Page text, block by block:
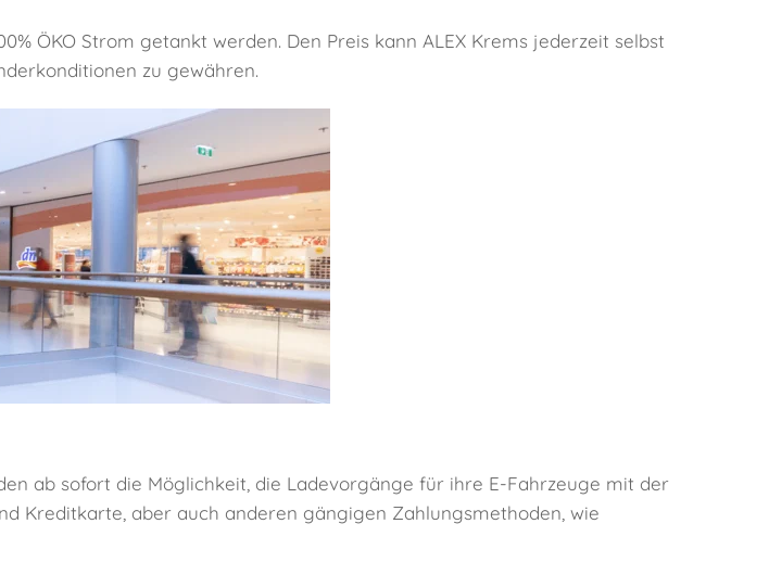
ÖKO Strom getankt werden. Den Preis kann ALEX Krems jederzeit selbst
zu gewähren.
ab sofort die Möglichkeit, die Ladevorgänge für ihre E-Fahrzeuge mit der
Kreditkarte, aber auch anderen gängigen Zahlungsmethoden, wie